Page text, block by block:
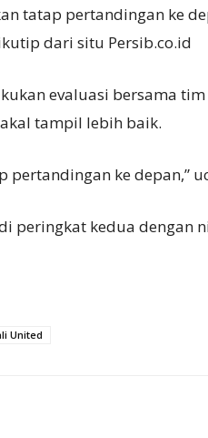
tatap pertandingan ke
dari situ Persib.co.id
evaluasi bersama
tampil lebih baik.
pertandingan ke depan,”
peringkat kedua dengan
United